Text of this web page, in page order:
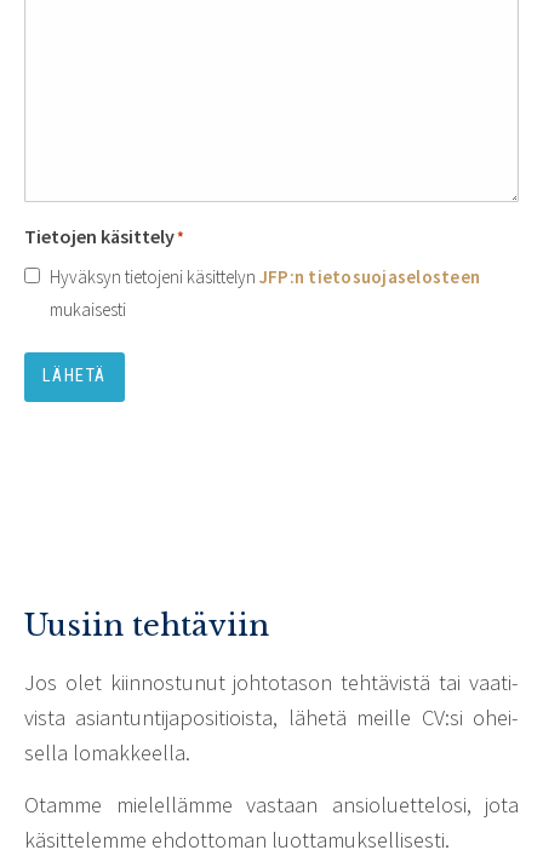
Tietojen käsittely*
Hyväksyn tietojeni käsittelyn JFP:n tietosuojaselosteen
mukaisesti
LÄHETÄ
Uusiin tehtäviin
Jos olet kiin­nos­tunut johto­tason tehtä­vistä tai vaati­
vista asian­tun­ti­ja­po­si­tioista, lähetä meille CV:si ohei­
sella lomak­keella.
Otamme mielel­lämme vastaan ansio­luet­te­losi, jota
käsit­te­lemme ehdot­toman luot­ta­muk­sel­li­sesti.